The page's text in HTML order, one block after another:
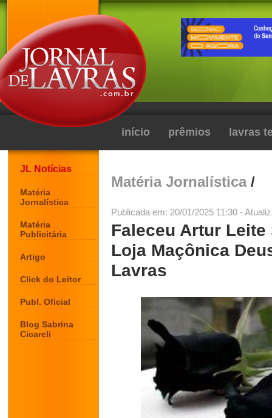
início prêmios lavras
JL Notícias
Matéria
Jornalística
Matéria
Publicitária
Artigo
Click do Leitor
Publ. Oficial
Blog Sabrina
Cicareli
Matéria Jornalística/
Publicada em: 20/01/2025 11:30 -
Faleceu Artur
Loja Maçônica
Lavras